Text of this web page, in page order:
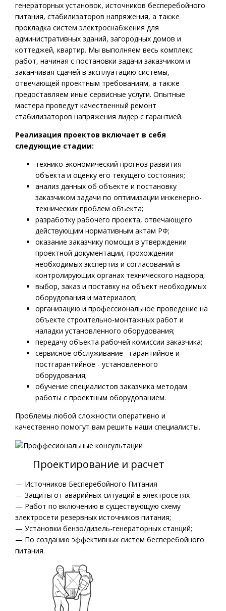
генераторных установок, источников бесперебойного
питания, стабилизаторов напряжения, а также
прокладка систем электроснабжения для
административных зданий, загородных домов и
коттеджей, квартир. Мы выполняем весь комплекс
работ, начиная с постановки задачи заказчиком и
заканчивая сдачей в эксплуатацию системы,
отвечающей проектным требованиям, а также
предоставляем иные сервисные услуги. Опытные
мастера проведут качественный ремонт
стабилизаторов напряжения лидер с гарантией.
Реализация проектов включает в себя
следующие стадии:
технико-экономический прогноз развития
объекта и оценку его текущего состояния;
анализ данных об объекте и постановку
заказчиком задачи по оптимизации инженерно-
технических проблем объекта;
разработку рабочего проекта, отвечающего
действующим нормативным актам РФ;
оказание заказчику помощи в утверждении
проектной документации, прохождении
необходимых экспертиз и согласований в
контролирующих органах технического надзора;
выбор, заказ и поставку на объект необходимых
оборудования и материалов;
организацию и профессиональное проведение на
объекте строительно-монтажных работ и
наладки установленного оборудования;
передачу объекта рабочей комиссии заказчика;
сервисное обслуживание - гарантийное и
постгарантийное - установленного
оборудования;
обучение специалистов заказчика методам
работы с проектным оборудованием.
Проблемы любой сложности оперативно и
качественно помогут вам решить наши специалисты.
Проектирование и расчет
— Источников Бесперебойного Питания
— Защиты от аварийных ситуаций в электросетях
— Работ по включению в существующую схему
электросети резервных источников питания;
— Установки бензо/дизель-генераторных станций;
— По созданию эффективных систем бесперебойного
питания.